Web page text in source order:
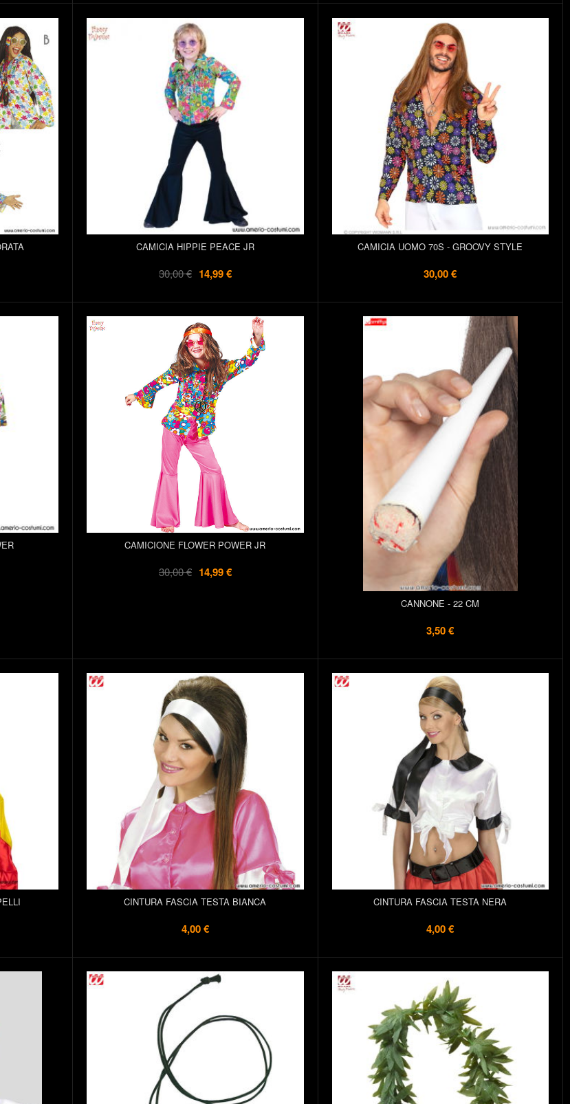
CAMICIA HIPPIE PEACE JR
30,00 € 14,99 €
CAMICIA UOMO 70S - GROOVY STYLE
30,00 €
CAMICIONE FLOWER POWER JR
30,00 € 14,99 €
CANNONE - 22 CM
3,50 €
CINTURA FASCIA TESTA BIANCA
4,00 €
CINTURA FASCIA TESTA NERA
4,00 €